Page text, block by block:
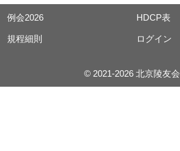
例会2026 HDCP表
規程細則 ログイン
© 2021-2026 北京陵友会